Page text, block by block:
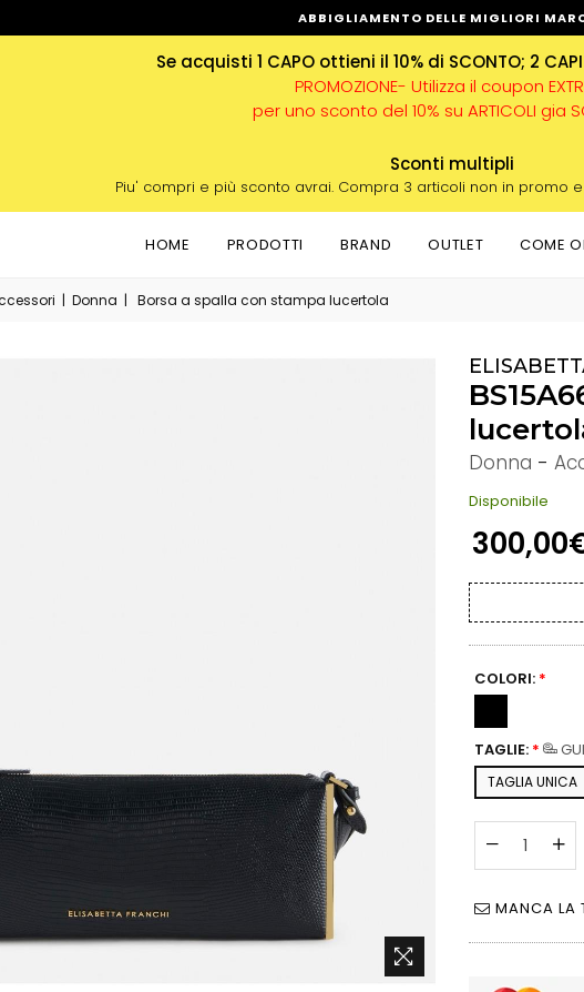
ABBIGLIAMENTO DELLE MIGLIORI
Se acquisti 1 CAPO ottieni il 10% di SCONTO; 2 CAPI
PROMOZIONE- Utilizza il coupon
per uno sconto del 10% su ARTICOLI gia
Sconti multipli
Piu' compri e più sconto avrai. Compra 3 articoli non in promo
HOME PRODOTTI BRAND OUTLET COME
| Donna | Borsa a spalla con stampa lucertola
Donna -
Disponibile
COLORI: *
TAGLIE: *
TAGLIA UNICA
MANCA LA